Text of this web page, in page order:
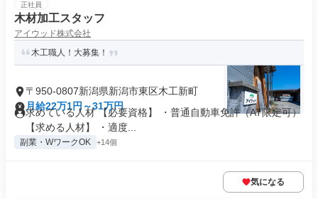
正社員
木材加工スタッフ
アイウッド株式会社
木工職人！大募集！
〒950-0807新潟県新潟市東区木工新町
月給22万1円～31万円
求めている人材 【必要資格】 ・普通自動車免許（AT限定可）
【求める人材】 ・適度...
副業・WワークOK +14個
気になる